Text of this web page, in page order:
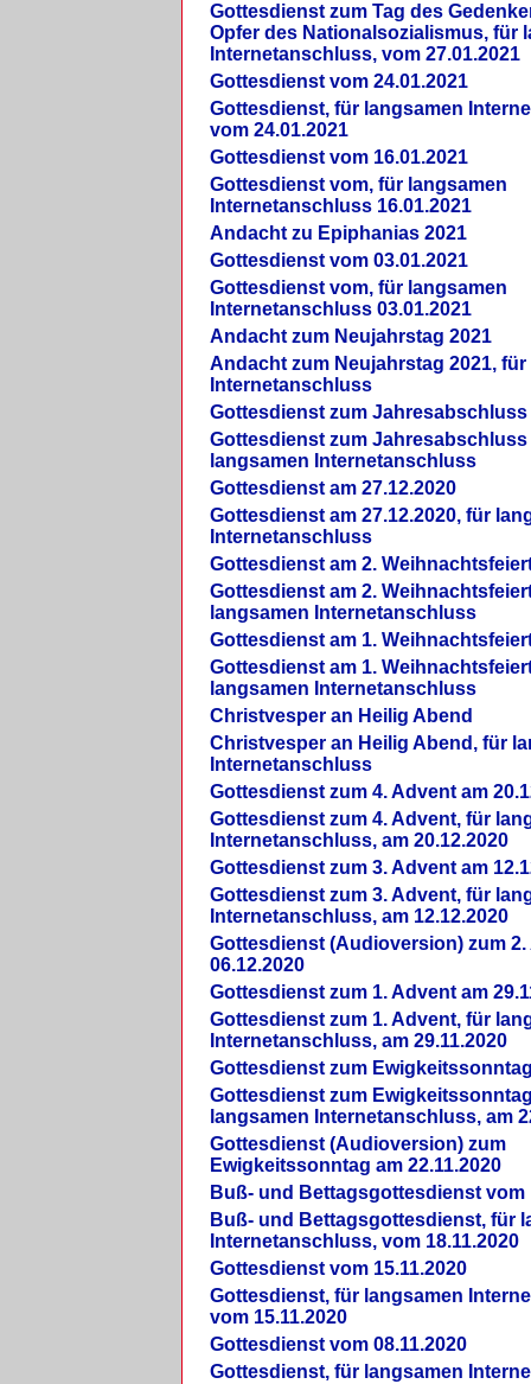
Gottesdienst zum Tag des
Opfer des Nationalsozialismus, für
Internetanschluss, vom 27.01.2021
Gottesdienst vom 24.01.2021
Gottesdienst, für langsamen
vom 24.01.2021
Gottesdienst vom 16.01.2021
Gottesdienst vom, für langsamen
Internetanschluss 16.01.2021
Andacht zu Epiphanias 2021
Gottesdienst vom 03.01.2021
Gottesdienst vom, für langsamen
Internetanschluss 03.01.2021
Andacht zum Neujahrstag 2021
Andacht zum Neujahrstag 2021,
Internetanschluss
Gottesdienst zum Jahresabschluss
Gottesdienst zum Jahresabschluss
langsamen Internetanschluss
Gottesdienst am 27.12.2020
Gottesdienst am 27.12.2020, für
Internetanschluss
Gottesdienst am 2.
Gottesdienst am 2.
langsamen Internetanschluss
Gottesdienst am 1.
Gottesdienst am 1.
langsamen Internetanschluss
Christvesper an Heilig Abend
Christvesper an Heilig Abend, für
Internetanschluss
Gottesdienst zum 4. Advent am
Gottesdienst zum 4. Advent, für
Internetanschluss, am 20.12.2020
Gottesdienst zum 3. Advent am
Gottesdienst zum 3. Advent, für
Internetanschluss, am 12.12.2020
Gottesdienst (Audioversion) zum 2.
06.12.2020
Gottesdienst zum 1. Advent am
Gottesdienst zum 1. Advent, für
Internetanschluss, am 29.11.2020
Gottesdienst zum
Gottesdienst zum
langsamen Internetanschluss, am
Gottesdienst (Audioversion) zum
Ewigkeitssonntag am 22.11.2020
Buß- und Bettagsgottesdienst vom
Buß- und Bettagsgottesdienst, für
Internetanschluss, vom 18.11.2020
Gottesdienst vom 15.11.2020
Gottesdienst, für langsamen
vom 15.11.2020
Gottesdienst vom 08.11.2020
Gottesdienst, für langsamen